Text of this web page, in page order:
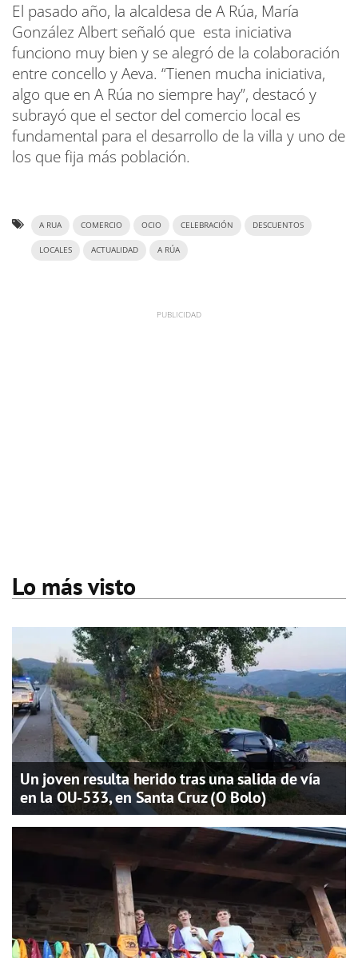
El pasado año, la alcaldesa de A Rúa, María
González Albert señaló que esta iniciativa
funciono muy bien y se alegró de la colaboración
entre concello y Aeva. “Tienen mucha iniciativa,
algo que en A Rúa no siempre hay”, destacó y
subrayó que el sector del comercio local es
fundamental para el desarrollo de la villa y uno de
los que fija más población.
A RUA COMERCIO OCIO CELEBRACIÓN DESCUENTOS
LOCALES ACTUALIDAD A RÚA
Lo más visto
Un joven resulta herido tras una salida de vía
en la OU-533, en Santa Cruz (O Bolo)